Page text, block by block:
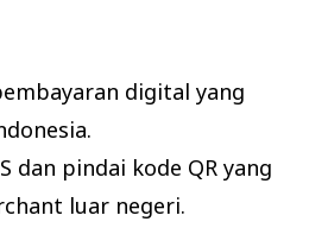
digital yang
dan pindai kode QR yang
luar negeri.